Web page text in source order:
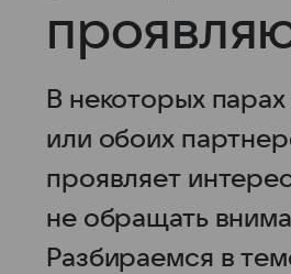
В некоторых
или обоих
проявляет
не обращать
Разбираемся в